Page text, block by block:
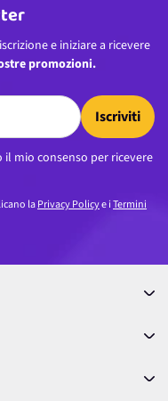
e iniziare a ricevere
promozioni.
Iscriviti
il mio consenso per ricevere
laPrivacy Policye iTermini